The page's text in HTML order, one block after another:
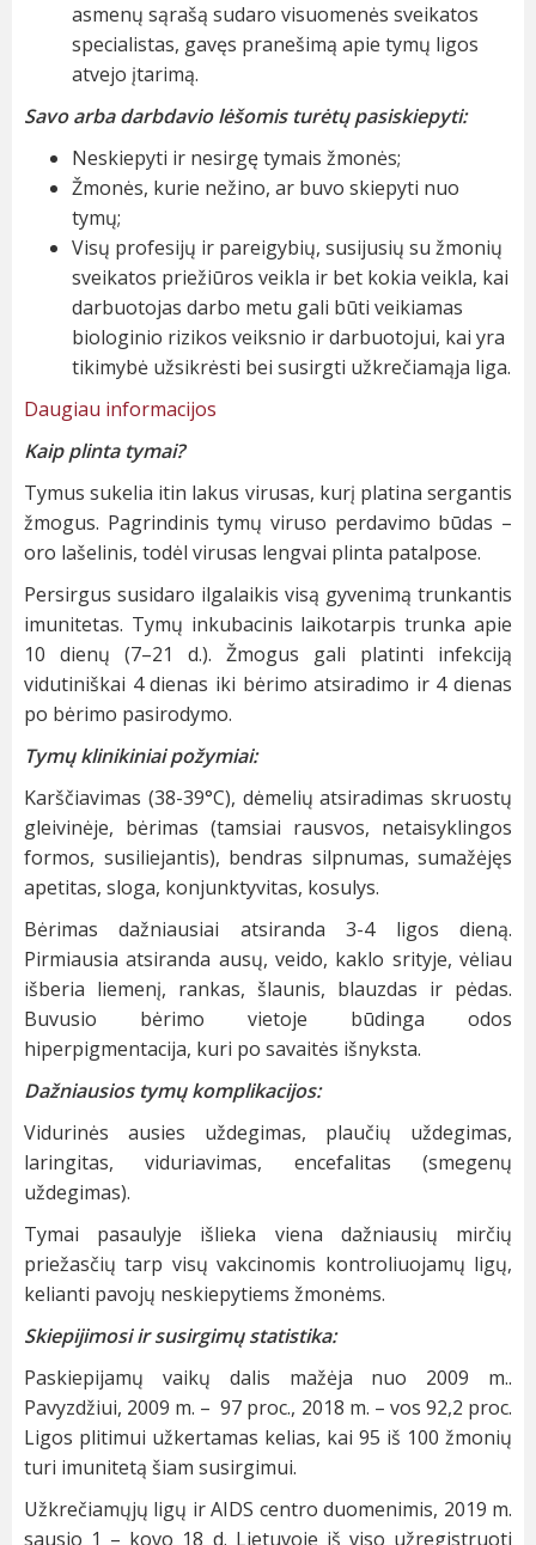
asmenų sąrašą sudaro visuomenės sveikatos
specialistas, gavęs pranešimą apie tymų ligos
atvejo įtarimą.
Savo arba darbdavio lėšomis turėtų pasiskiepyti:
Neskiepyti ir nesirgę tymais žmonės;
Žmonės, kurie nežino, ar buvo skiepyti nuo
tymų;
Visų profesijų ir pareigybių, susijusių su žmonių
sveikatos priežiūros veikla ir bet kokia veikla, kai
darbuotojas darbo metu gali būti veikiamas
biologinio rizikos veiksnio ir darbuotojui, kai yra
tikimybė užsikrėsti bei susirgti užkrečiamąja liga.
Daugiau informacijos
Kaip plinta tymai?
Tymus sukelia itin lakus virusas, kurį platina sergantis
žmogus. Pagrindinis tymų viruso perdavimo būdas –
oro lašelinis, todėl virusas lengvai plinta patalpose.
Persirgus susidaro ilgalaikis visą gyvenimą trunkantis
imunitetas. Tymų inkubacinis laikotarpis trunka apie
10 dienų (7–21 d.). Žmogus gali platinti infekciją
vidutiniškai 4 dienas iki bėrimo atsiradimo ir 4 dienas
po bėrimo pasirodymo.
Tymų klinikiniai požymiai:
Karščiavimas (38-39°C), dėmelių atsiradimas skruostų
gleivinėje, bėrimas (tamsiai rausvos, netaisyklingos
formos, susiliejantis), bendras silpnumas, sumažėjęs
apetitas, sloga, konjunktyvitas, kosulys.
Bėrimas dažniausiai atsiranda 3-4 ligos dieną.
Pirmiausia atsiranda ausų, veido, kaklo srityje, vėliau
išberia liemenį, rankas, šlaunis, blauzdas ir pėdas.
Buvusio bėrimo vietoje būdinga odos
hiperpigmentacija, kuri po savaitės išnyksta.
Dažniausios tymų komplikacijos:
Vidurinės ausies uždegimas, plaučių uždegimas,
laringitas, viduriavimas, encefalitas (smegenų
uždegimas).
Tymai pasaulyje išlieka viena dažniausių mirčių
priežasčių tarp visų vakcinomis kontroliuojamų ligų,
kelianti pavojų neskiepytiems žmonėms.
Skiepijimosi ir susirgimų statistika:
Paskiepijamų vaikų dalis mažėja nuo 2009 m..
Pavyzdžiui, 2009 m. – 97 proc., 2018 m. – vos 92,2 proc.
Ligos plitimui užkertamas kelias, kai 95 iš 100 žmonių
turi imunitetą šiam susirgimui.
Užkrečiamųjų ligų ir AIDS centro duomenimis, 2019 m.
sausio 1 – kovo 18 d. Lietuvoje iš viso užregistruoti